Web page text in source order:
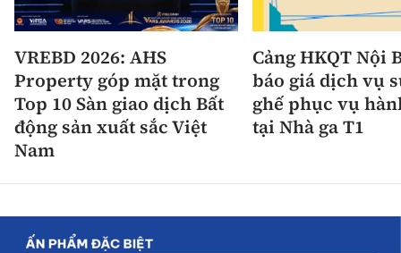
VREBD 2026: AHS
Property góp mặt trong
Top 10 Sàn giao dịch Bất
động sản xuất sắc Việt
Nam
Cảng HKQT Nội
báo giá dịch vụ
ghế phục vụ
tại Nhà ga T1